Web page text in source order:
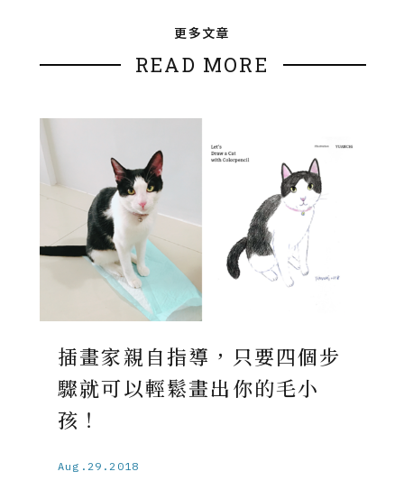
更多文章
READ MORE
插畫家親自指導，只要四個步
驟就可以輕鬆畫出你的毛小
孩！
Aug.29.2018